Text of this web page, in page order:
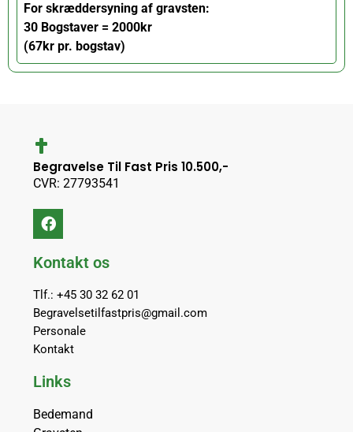
For skræddersyning af gravsten:
30 Bogstaver = 2000kr
(67kr pr. bogstav)
Begravelse Til Fast Pris 10.500,-
CVR: 27793541
Kontakt os
Tlf.: +45 30 32 62 01
Begravelsetilfastpris@gmail.com
Personale
Kontakt
Links
Bedemand